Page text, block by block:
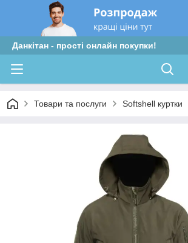
Данкітан - прості онлайн покупки!
Товари та послуги Softshell куртки